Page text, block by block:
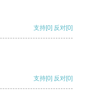
支持[0] 反对[0]
支持[0] 反对[0]